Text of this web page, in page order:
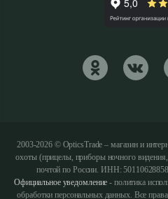
2003-2026 © OpticsTrade – магазин и
охоты (прицелы, приборы ночного
почтой по России. ИНН:
Официальное уведомление - политика
обработки персональных данных. Все